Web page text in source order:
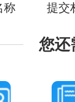
称 提交
您还